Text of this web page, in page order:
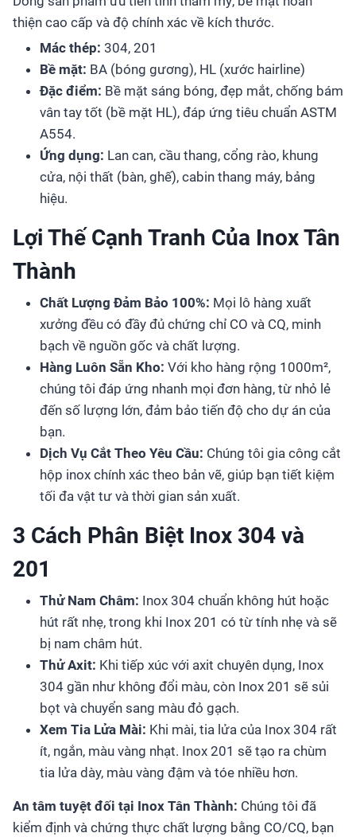
thiện cao cấp và độ chính xác về kích thước.
Mác thép: 304, 201
Bề mặt: BA (bóng gương), HL (xước hairline)
Đặc điểm: Bề mặt sáng bóng, đẹp mắt, chống bám
vân tay tốt (bề mặt HL), đáp ứng tiêu chuẩn ASTM
A554.
Ứng dụng: Lan can, cầu thang, cổng rào, khung
cửa, nội thất (bàn, ghế), cabin thang máy, bảng
hiệu.
Lợi Thế Cạnh Tranh Của Inox Tân
Thành
Chất Lượng Đảm Bảo 100%: Mọi lô hàng xuất
xưởng đều có đầy đủ chứng chỉ CO và CQ, minh
bạch về nguồn gốc và chất lượng.
Hàng Luôn Sẵn Kho: Với kho hàng rộng 1000m²,
chúng tôi đáp ứng nhanh mọi đơn hàng, từ nhỏ lẻ
đến số lượng lớn, đảm bảo tiến độ cho dự án của
bạn.
Dịch Vụ Cắt Theo Yêu Cầu: Chúng tôi gia công cắt
hộp inox chính xác theo bản vẽ, giúp bạn tiết kiệm
tối đa vật tư và thời gian sản xuất.
3 Cách Phân Biệt Inox 304 và
201
Thử Nam Châm: Inox 304 chuẩn không hút hoặc
hút rất nhẹ, trong khi Inox 201 có từ tính nhẹ và sẽ
bị nam châm hút.
Thử Axit: Khi tiếp xúc với axit chuyên dụng, Inox
304 gần như không đổi màu, còn Inox 201 sẽ sủi
bọt và chuyển sang màu đỏ gạch.
Xem Tia Lửa Mài: Khi mài, tia lửa của Inox 304 rất
ít, ngắn, màu vàng nhạt. Inox 201 sẽ tạo ra chùm
tia lửa dày, màu vàng đậm và tóe nhiều hơn.
An tâm tuyệt đối tại Inox Tân Thành: Chúng tôi đã
kiểm định và chứng thực chất lượng bằng CO/CQ, bạn